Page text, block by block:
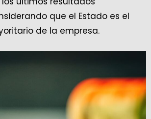
que el Estado es el
de la empresa.